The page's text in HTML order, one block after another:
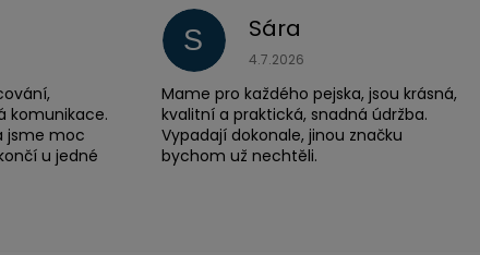
je 5 z 5 hvězdiček.
komunikace.
jsme moc
u jedné
S Sára
Hodnocení obchodu je 5 z 5
4.7.2026
Mame pro každého pejska, jsou krásná,
kvalitní a praktická, snadná údržba.
Vypadají dokonale, jinou značku
bychom už nechtěli.